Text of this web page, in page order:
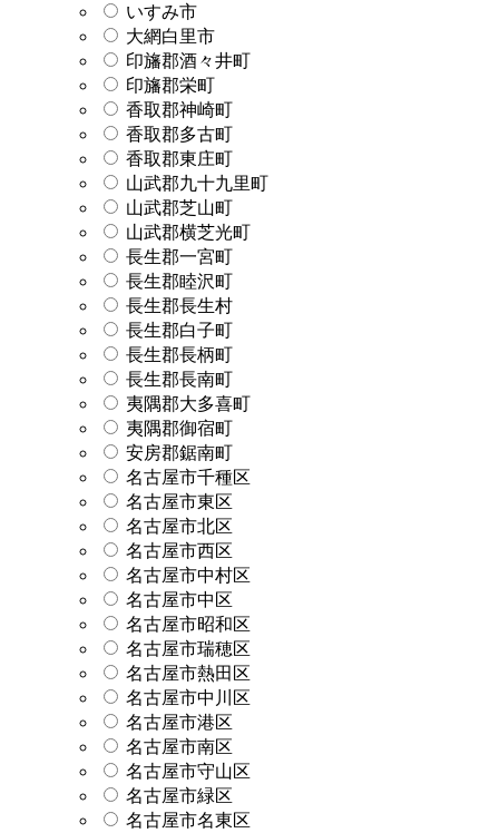
いすみ市
大網白里市
印旛郡酒々井町
印旛郡栄町
香取郡神崎町
香取郡多古町
香取郡東庄町
山武郡九十九里町
山武郡芝山町
山武郡横芝光町
長生郡一宮町
長生郡睦沢町
長生郡長生村
長生郡白子町
長生郡長柄町
長生郡長南町
夷隅郡大多喜町
夷隅郡御宿町
安房郡鋸南町
名古屋市千種区
名古屋市東区
名古屋市北区
名古屋市西区
名古屋市中村区
名古屋市中区
名古屋市昭和区
名古屋市瑞穂区
名古屋市熱田区
名古屋市中川区
名古屋市港区
名古屋市南区
名古屋市守山区
名古屋市緑区
名古屋市名東区